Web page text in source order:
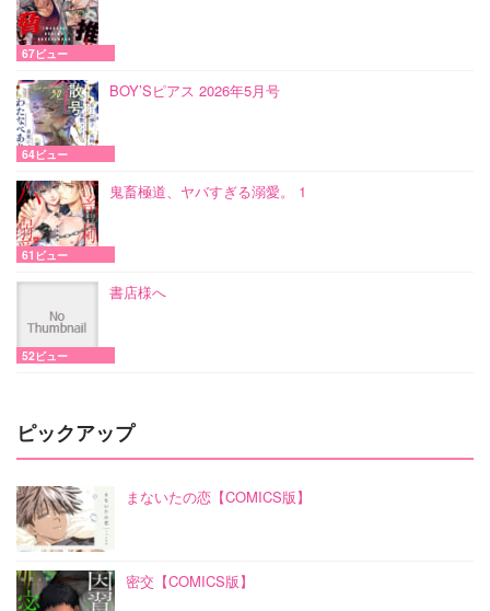
67ビュー
BOY’Sピアス 2026年5月号
64ビュー
鬼畜極道、ヤバすぎる溺愛。 1
61ビュー
書店様へ
52ビュー
ピックアップ
まないたの恋【COMICS版】
密交【COMICS版】